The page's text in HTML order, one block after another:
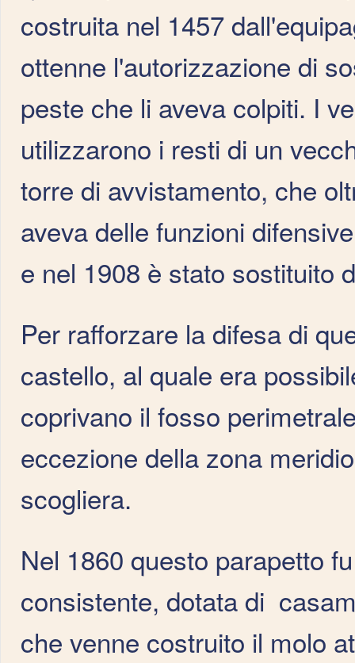
costruita nel 1457
ottenne l'autorizzazione di
peste che li aveva colpiti. I
utilizzarono i resti di un
torre di avvistamento, che
aveva delle funzioni
e nel 1908 è stato sostituito
Per rafforzare la difesa di
castello, al quale era
coprivano il fosso
eccezione della zona
scogliera.
Nel 1860 questo parapetto
consistente, dotata di
che venne costruito il molo